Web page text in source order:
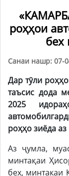
роҳҳои
Санаи нашр: 07-
Дар тӯли
таъсис дода
2025
роҳҳо зиёда аз
Аз ҷумла,
минтақаи
бех, минтакаи